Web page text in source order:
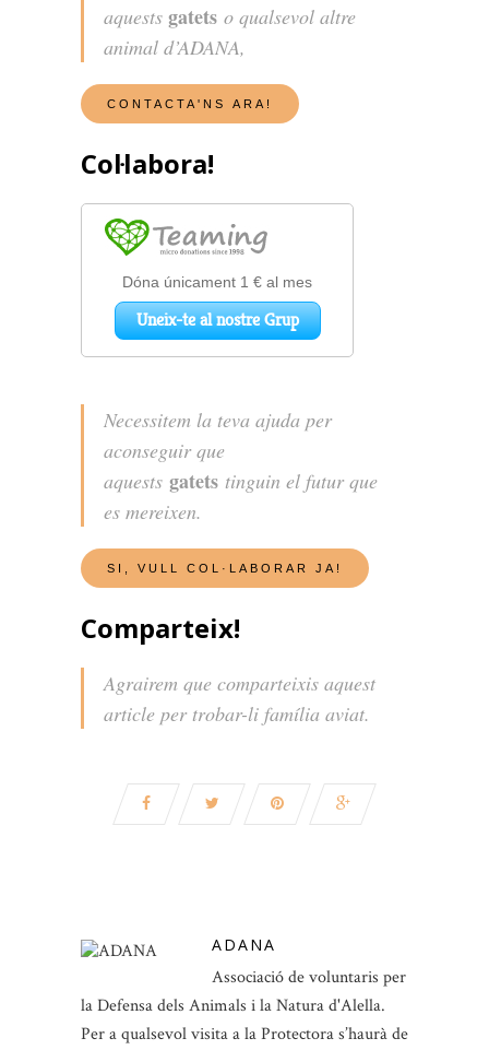
aquests gatets o qualsevol altre
animal d’ADANA,
Col·labora!
Necessitem la teva ajuda per
aconseguir que
aquests gatets tinguin el futur que
es mereixen.
Comparteix!
Agrairem que comparteixis aquest
article per trobar-li família aviat.
ADANA
Associació de voluntaris per
la Defensa dels Animals i la Natura d'Alella.
Per a qualsevol visita a la Protectora s’haurà de